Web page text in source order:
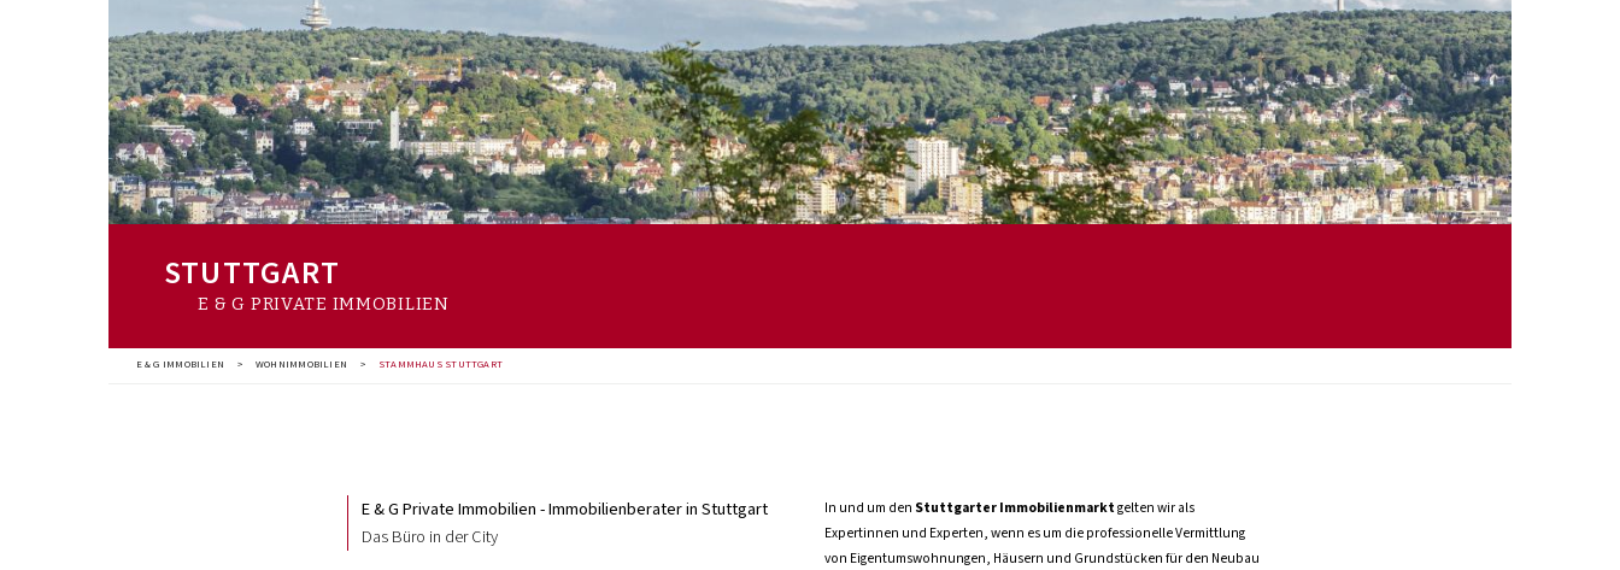
STUTTGART
E & G PRIVATE IMMOBILIEN
E & G IMMOBILIEN > WOHNIMMOBILIEN > STAMMHAUS STUTTGART
E & G Private Immobilien - Immobilienberater in Stuttgart
Das Büro in der City
In und um den Stuttgarter Immobilienmarkt gelten wir als
Expertinnen und Experten, wenn es um die professionelle Vermittlung
von Eigentumswohnungen, Häusern und Grundstücken für den Neubau